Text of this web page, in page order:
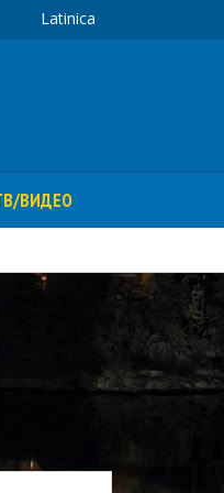
Latinica
ВИДЕО